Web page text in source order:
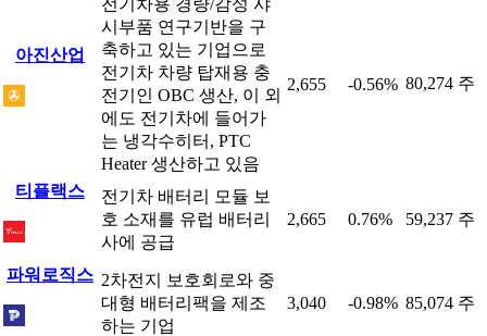
아진산업
전기차용 경량/감성 샤
시부품 연구기반을 구
축하고 있는 기업으로
전기차 차량 탑재용 충
전기인 OBC 생산, 이 외
에도 전기차에 들어가
는 냉각수히터, PTC
Heater 생산하고 있음
2,655 -0.56% 80,274 주
티플랙스
전기차 배터리 모듈 보
호 소재를 유럽 배터리
사에 공급
2,665 0.76% 59,237 주
파워로직스 2차전지 보호회로와 중
대형 배터리팩을 제조
하는 기업
3,040 -0.98% 85,074 주